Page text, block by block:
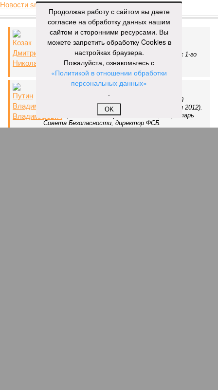
Новости smi2.ru
Украина //Киев перешёл к террору гражданских, пора давать
адекватный ответ
Киев перешёл к террору гражданских, пора давать
адекватный ответ
Мочить в сортире
Киев перешёл к террору гражданских, пора давать адекватный ответ
(коллаж: рисунок - Темур Козаев, фото - Deep Vision)
Продолжая работу с сайтом вы даете
согласие на обработку данных нашим
сайтом и сторонними ресурсами. Вы
можете запретить обработку Cookies в
настройках браузера.
Пожалуйста, ознакомьтесь с
«Политикой в отношении обработки
персональных данных»
.
OK